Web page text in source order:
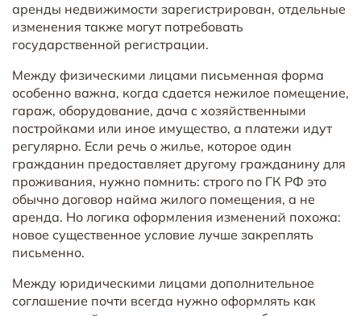
аренды недвижимости зарегистрирован, отдельные
изменения также могут потребовать
государственной регистрации.
Между физическими лицами письменная форма
особенно важна, когда сдается нежилое помещение,
гараж, оборудование, дача с хозяйственными
постройками или иное имущество, а платежи идут
регулярно. Если речь о жилье, которое один
гражданин предоставляет другому гражданину для
проживания, нужно помнить: строго по ГК РФ это
обычно договор найма жилого помещения, а не
аренда. Но логика оформления изменений похожа:
новое существенное условие лучше закреплять
письменно.
Между юридическими лицами дополнительное
соглашение почти всегда нужно оформлять как